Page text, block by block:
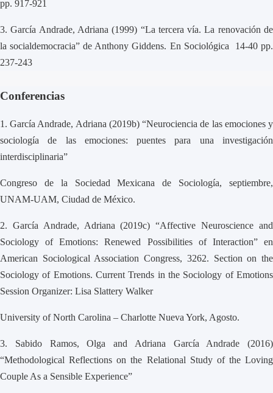
pp. 917-921
3. García Andrade, Adriana (1999) “La tercera vía. La renovación de
la socialdemocracia” de Anthony Giddens. En Sociológica 14-40 pp.
237-243
Conferencias
1. García Andrade, Adriana (2019b) “Neurociencia de las emociones y
sociología de las emociones: puentes para una investigación
interdisciplinaria”
Congreso de la Sociedad Mexicana de Sociología, septiembre,
UNAM-UAM, Ciudad de México.
2. García Andrade, Adriana (2019c) “Affective Neuroscience and
Sociology of Emotions: Renewed Possibilities of Interaction” en
American Sociological Association Congress, 3262. Section on the
Sociology of Emotions. Current Trends in the Sociology of Emotions
Session Organizer: Lisa Slattery Walker
University of North Carolina – Charlotte Nueva York, Agosto.
3.
Sabido Ramos, Olga and Adriana García Andrade (2016)
“Methodological Reflections on the Relational Study of the Loving
Couple As a Sensible Experience”